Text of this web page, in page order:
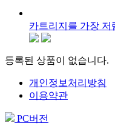
카트리지를 가장 저
등록된 상품이 없습니다.
개인정보처리방침
이용약관
PC버전